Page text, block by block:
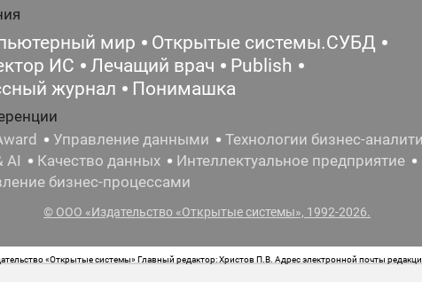
мир
Открытые системы.СУБД
ИС
Лечащий врач
Publish
журнал
Понимашка
Управление данными
Технологии бизнес-
AI
Качество данных
Интеллектуальное предприятие
бизнес-процессами
© ООО «Издательство «Открытые системы», 1992-2026.
«Открытые системы» Главный редактор: Христов П.В. Адрес электронной почты